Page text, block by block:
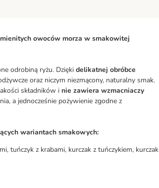
owoców morza w smakowitej
odrobiną ryżu. Dzięki delikatnej obróbce
oraz niczym niezmącony, naturalny smak.
składników i nie zawiera wzmacniaczy
a jednocześnie pożywienie zgodne z
wariantach smakowych:
tuńczyk z krabami, kurczak z tuńczykiem, kurczak